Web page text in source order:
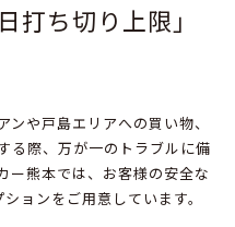
打ち切り上限」
ンや戸島エリアへの買い物、
際、 万が一のトラブルに備
ー熊本では、 お客様の安全な
ョンをご用意しています。